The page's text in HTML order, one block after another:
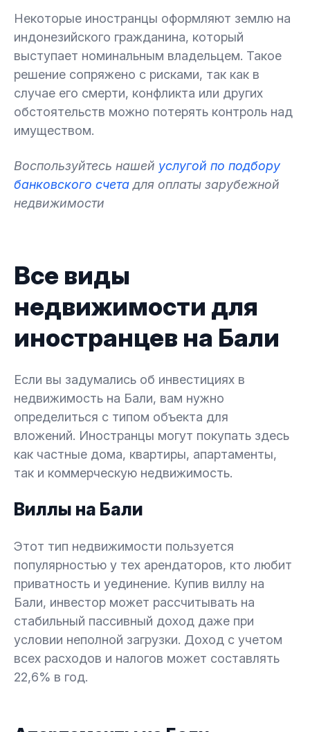
Некоторые иностранцы оформляют землю на
индонезийского гражданина, который
выступает номинальным владельцем. Такое
решение сопряжено с рисками, так как в
случае его смерти, конфликта или других
обстоятельств можно потерять контроль над
имуществом.
Воспользуйтесь нашей услугой по подбору
банковского счета для оплаты зарубежной
недвижимости
Все виды
недвижимости для
иностранцев на Бали
Если вы задумались об инвестициях в
недвижимость на Бали, вам нужно
определиться с типом объекта для
вложений. Иностранцы могут покупать здесь
как частные дома, квартиры, апартаменты,
так и коммерческую недвижимость.
Виллы на Бали
Этот тип недвижимости пользуется
популярностью у тех арендаторов, кто любит
приватность и уединение. Купив виллу на
Бали, инвестор может рассчитывать на
стабильный пассивный доход даже при
условии неполной загрузки. Доход с учетом
всех расходов и налогов может составлять
22,6% в год.